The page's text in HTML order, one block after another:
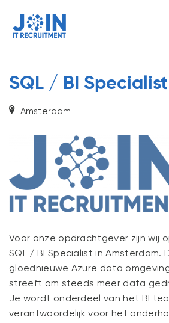
VOOR
OPDRACHTGEVERS
KANDIDATEN
IT
ONS
TEAM
JOIN
NIEUWS
CONTACT
SQL / BI Specialist
Amsterdam
Voor onze opdrachtgever zijn wij
SQL / BI Specialist in
gloednieuwe Azure data
streeft om steeds meer data
Je wordt onderdeel van het BI
verantwoordelijk voor het